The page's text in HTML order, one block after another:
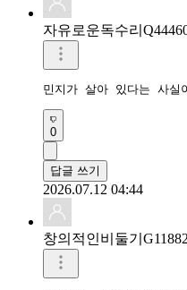
자유로운독수리
민지가 살아 있다는 사
0
답글 쓰기
2026.07.12 04:44
창의적인비둘기